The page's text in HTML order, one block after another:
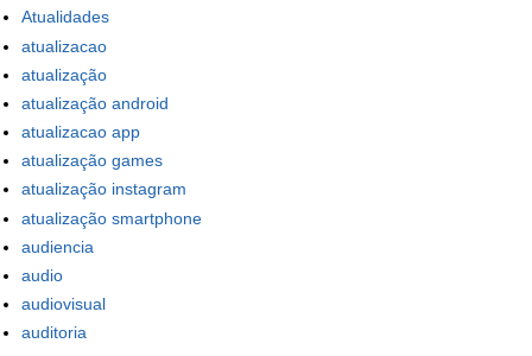
Atualidades
atualizacao
atualização
atualização android
atualizacao app
atualização games
atualização instagram
atualização smartphone
audiencia
audio
audiovisual
auditoria